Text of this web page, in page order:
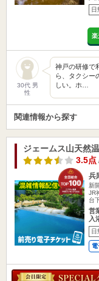
日
楽
30代 男
性
神戸の研修で
ら、タクシー
しい。ホ…
関連情報から探す
ジェームス山天然
3.5点
兵
新
JR
台
営
入
日